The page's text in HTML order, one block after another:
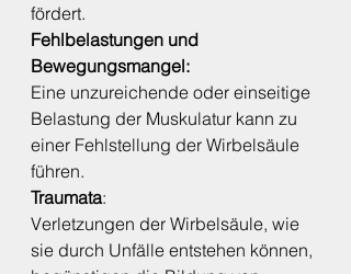
fördert.
Fehlbelastungen und
Bewegungsmangel:
Eine unzureichende oder einseitige
Belastung der Muskulatur kann zu
einer Fehlstellung der Wirbelsäule
führen.
Traumata:
Verletzungen der Wirbelsäule, wie
sie durch Unfälle entstehen können,